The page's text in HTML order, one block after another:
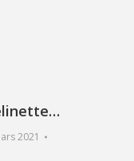
2021